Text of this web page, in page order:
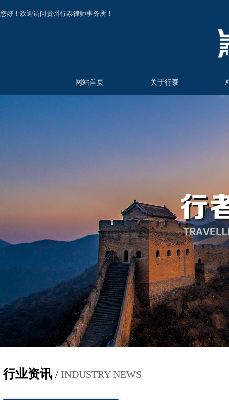
您好！欢迎访问贵州行泰律师事务所！
网站首页 关于行泰
行业资讯 / INDUSTRY NEWS